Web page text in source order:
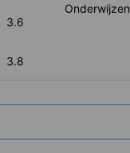
3.6
Onderwijzen
3.8